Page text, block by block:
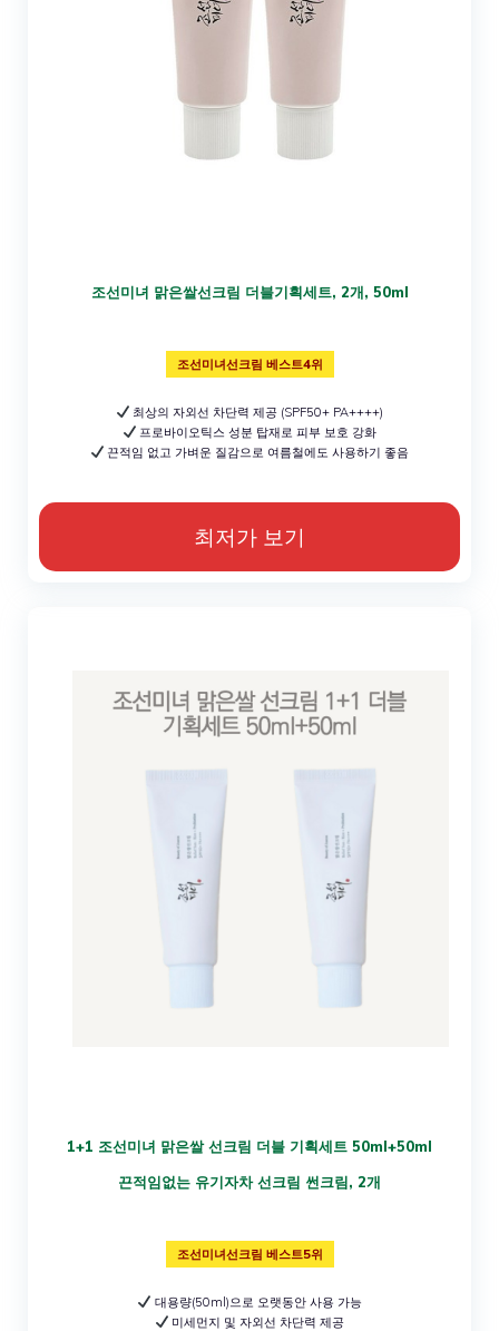
조선미녀 맑은쌀선크림 더블기획세트, 2개, 50ml
조선미녀선크림 베스트4위
최상의 자외선 차단력 제공 (SPF50+ PA++++)
프로바이오틱스 성분 탑재로 피부 보호 강화
끈적임 없고 가벼운 질감으로 여름철에도 사용하기 좋음
최저가 보기
1+1 조선미녀 맑은쌀 선크림 더블 기획세트 50ml+50ml
끈적임없는 유기자차 선크림 썬크림, 2개
조선미녀선크림 베스트5위
대용량(50ml)으로 오랫동안 사용 가능
미세먼지 및 자외선 차단력 제공